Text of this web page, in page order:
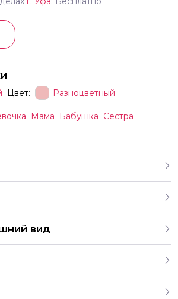
Цвет: Разноцветный
Мама Бабушка Сестра
вид
для создания незабываемой
широкий ассортимент, и в
товара можем